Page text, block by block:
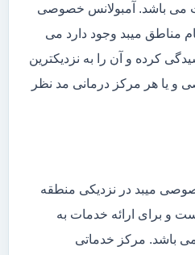
می باشد. آمبولانس خصوصی
مناطق میبد وجود دارد می
کرده و آن را به نزدیکترین
و یا هر مرکز درمانی مد نظر
میبد در نزدیکی منطقه
و برای ارائه خدمات به
باشد. مرکز خدماتی